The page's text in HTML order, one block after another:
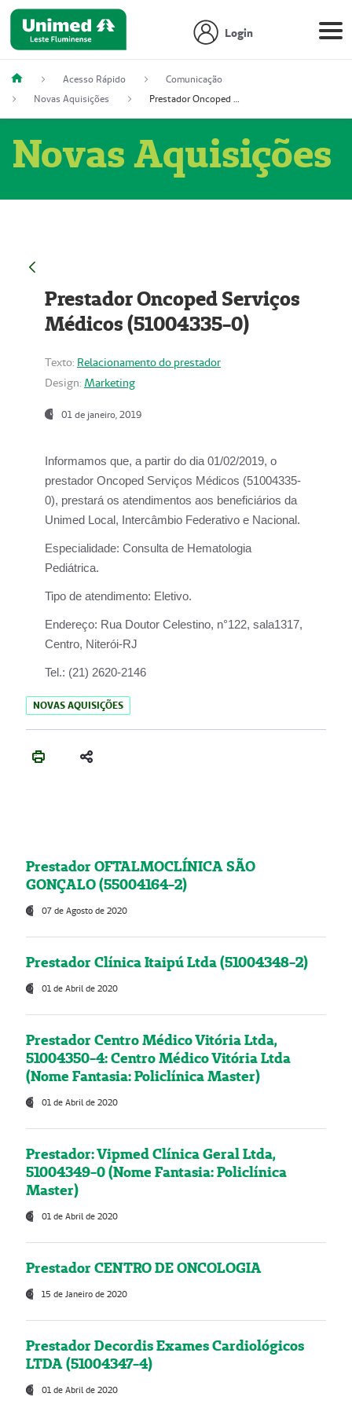
Login
Acesso Rápido
Comunicação
Novas Aquisições
Prestador Oncoped Serviços Médicos (51004335-0)
Novas Aquisições
Prestador Oncoped Serviços
Médicos (51004335-0)
Texto: Relacionamento do prestador
Design: Marketing
01 de janeiro, 2019
Informamos que, a partir do dia 01/02/2019, o
prestador Oncoped Serviços Médicos (51004335-
0), prestará os atendimentos aos beneficiários da
Unimed Local, Intercâmbio Federativo e Nacional.
Especialidade: Consulta de Hematologia
Pediátrica.
Tipo de atendimento: Eletivo.
Endereço: Rua Doutor Celestino, n°122, sala1317,
Centro, Niterói-RJ
Tel.: (21) 2620-2146
NOVAS AQUISIÇÕES
Prestador OFTALMOCLÍNICA SÃO
GONÇALO (55004164-2)
07 de Agosto de 2020
Prestador Clínica Itaipú Ltda (51004348-2)
01 de Abril de 2020
Prestador Centro Médico Vitória Ltda,
51004350-4: Centro Médico Vitória Ltda
(Nome Fantasia: Policlínica Master)
01 de Abril de 2020
Prestador: Vipmed Clínica Geral Ltda,
51004349-0 (Nome Fantasia: Policlínica
Master)
01 de Abril de 2020
Prestador CENTRO DE ONCOLOGIA
15 de Janeiro de 2020
Prestador Decordis Exames Cardiológicos
LTDA (51004347-4)
01 de Abril de 2020